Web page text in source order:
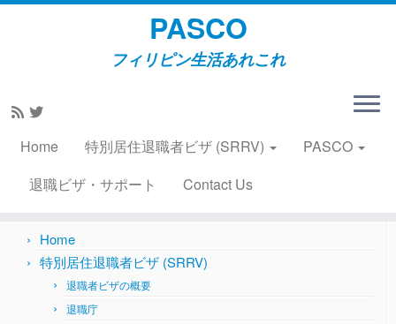
Skip
content
PASCO
フィリピン生活あれこれ
Home 特別居住退職者ビザ (SRRV)
PASCO
退職ビザ・サポート
Contact Us
Home
Search
Home
特別居住退職者ビザ (SRRV)
退職者ビザの概要
退職庁